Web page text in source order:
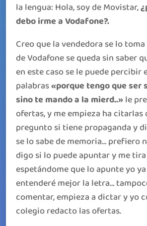
la lengua: Hola, soy de Movistar,
debo irme a Vodafone?.
Creo que la vendedora se lo
de Vodafone se queda sin saber
en este caso se le puede percibir
palabras«porque tengo que ser
sino te mando a la mierd..»le
ofertas, y me empieza ha citarlas
pregunto si tiene propaganda y
se lo sabe de memoria… prefiero
digo si lo puede apuntar y me
espetándome que lo apunte yo
entenderé mejor la letra…
comentar, empieza a dictar y yo
colegio redacto las ofertas.